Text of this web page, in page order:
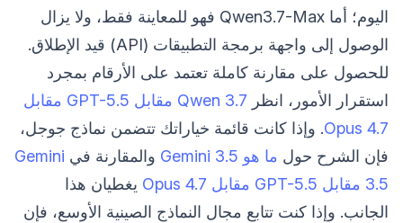
اليوم؛ أما Qwen3.7-Max فهو للمعاينة فقط، ولا يزال
الوصول إلى واجهة برمجة التطبيقات (API) قيد الإطلاق.
للحصول على مقارنة كاملة تعتمد على الأرقام بمجرد
استقرار الأمور، انظر
Qwen 3.7 مقابل GPT-5.5 مقابل
Opus 4.7. وإذا كانت قائمة خياراتك تتضمن نماذج جوجل،
فإن الشرح حول ما هو Gemini 3.5 والمقارنة في Gemini
3.5 مقابل GPT-5.5 مقابل Opus 4.7
يغطيان هذا
الجانب. وإذا كنت تتابع مجال النماذج الصينية الأوسع، فإن